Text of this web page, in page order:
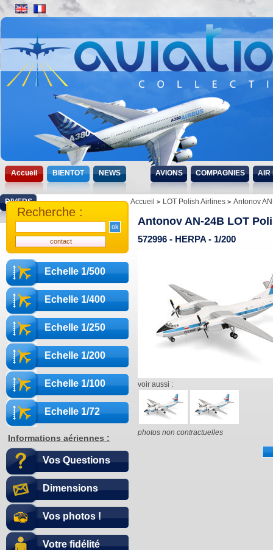
Accueil BIENTOT NEWS AVIONS COMPAGNIES AIR
DIVERS
Echelle 1/500
Echelle 1/400
Echelle 1/250
Echelle 1/200
Echelle 1/100
Echelle 1/72
Informations aériennes :
Vos Questions
Dimensions
Vos photos !
Votre fidélité
Recherche :
Accueil LOT Polish Airlines Antonov
Antonov AN-24B LOT
572996 - HERPA - 1/200
voir aussi :
photos non contractuelles